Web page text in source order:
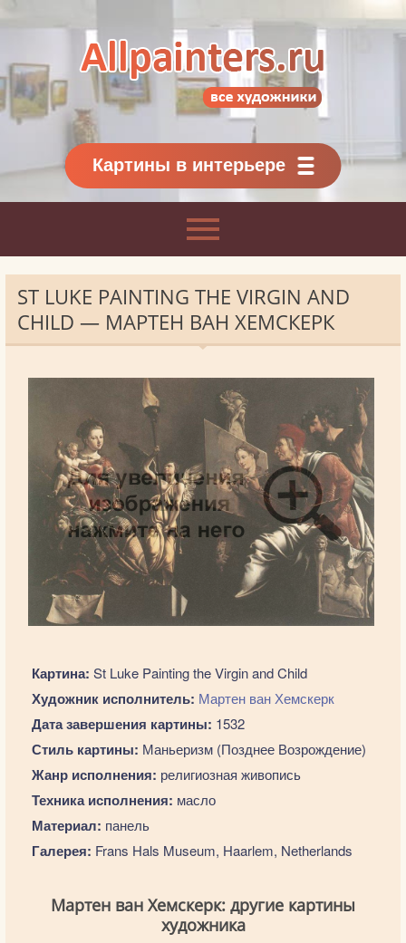
Картины классиков
и современников
Картины в интерьере
ST LUKE PAINTING THE VIRGIN AND
CHILD — МАРТЕН ВАН ХЕМСКЕРК
Картина: St Luke Painting the Virgin and Child
Художник исполнитель: Мартен ван Хемскерк
Дата завершения картины: 1532
Стиль картины: Маньеризм (Позднее Возрождение)
Жанр исполнения: религиозная живопись
Техника исполнения: масло
Материал: панель
Галерея: Frans Hals Museum, Haarlem, Netherlands
Мартен ван Хемскерк: другие картины
художника